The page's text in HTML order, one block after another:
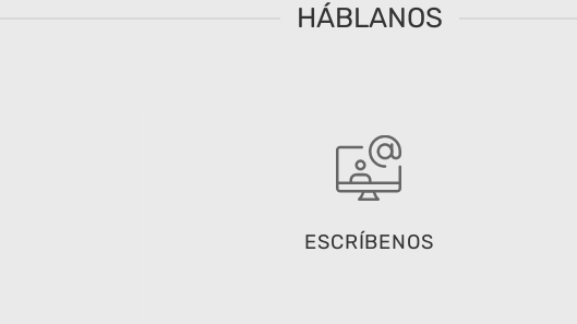
HÁBLANOS
ESCRÍBENOS